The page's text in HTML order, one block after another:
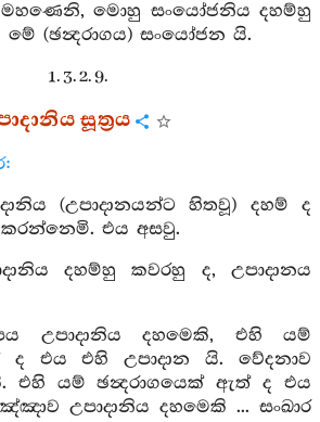
මොහු සංයෝජනිය දහම්හු
(ඡන්‍දරාගය) සංයෝජන යි.
1. 3. 2. 9.
සූත්‍රය
(උපාදානයන්ට හිතවූ) දහම් ද
කරන්නෙමි. එය අසවු.
දහම්හු කවරහු ද, උපාදානය
උපාදානිය දහමෙකි, එහි යම්
ද එය එහි උපාදාන යි. වේදනාව
එහි යම් ඡන්‍දරාගයෙක් ඇත් ද එය
උපාදානිය දහමෙකි ... සංඛාර